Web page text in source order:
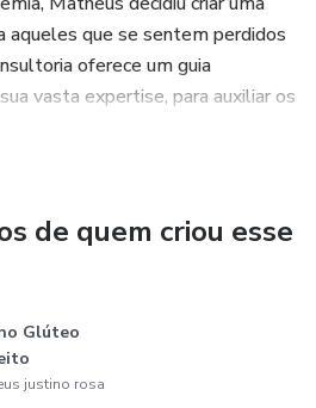
aqueles que se sentem perdidos
oferece um guia
vasta expertise, para auxiliar os
e personalizado,
a maximizarem seus
e conquistarem um
Sua abordagem única e
seu produto de outros no
de quem criou esse
Glúteo
justino rosa